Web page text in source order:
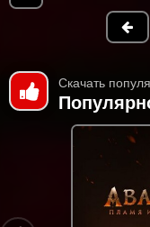
Скачать